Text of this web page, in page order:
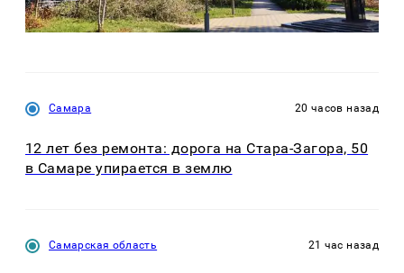
Самара 20 часов назад
12 лет без ремонта: дорога на Стара-Загора, 50
в Самаре упирается в землю
Самарская область 21 час назад